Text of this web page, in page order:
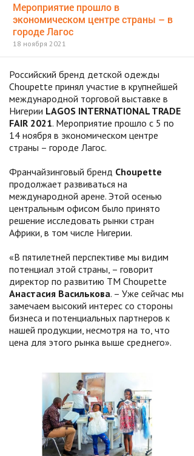
Мероприятие прошло в
экономическом центре страны – в
городе Лагос
18 ноября 2021
Российский бренд детской одежды
Choupette принял участие в крупнейшей
международной торговой выставке в
Нигерии LAGOS INTERNATIONAL TRADE
FAIR 2021. Мероприятие прошло с 5 по
14 ноября в экономическом центре
страны – городе Лагос.
Франчайзинговый бренд Choupette
продолжает развиваться на
международной арене. Этой осенью
центральным офисом было принято
решение исследовать рынки стран
Африки, в том числе Нигерии.
«В пятилетней перспективе мы видим
потенциал этой страны, – говорит
директор по развитию ТМ Choupette
Анастасия Василькова. – Уже сейчас мы
замечаем высокий интерес со стороны
бизнеса и потенциальных партнеров к
нашей продукции, несмотря на то, что
цена для этого рынка выше среднего».